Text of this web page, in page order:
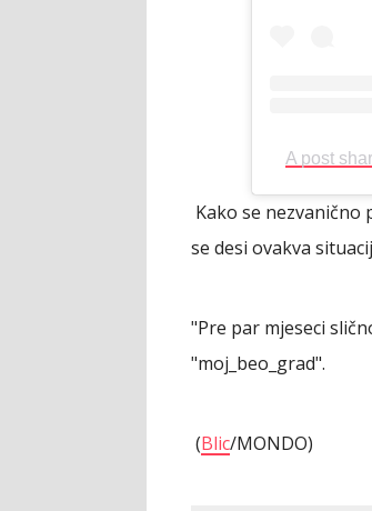
A post
Kako se
se desi ovakva
"Pre par mjeseci
"moj_beo_grad".
(Blic/MONDO)